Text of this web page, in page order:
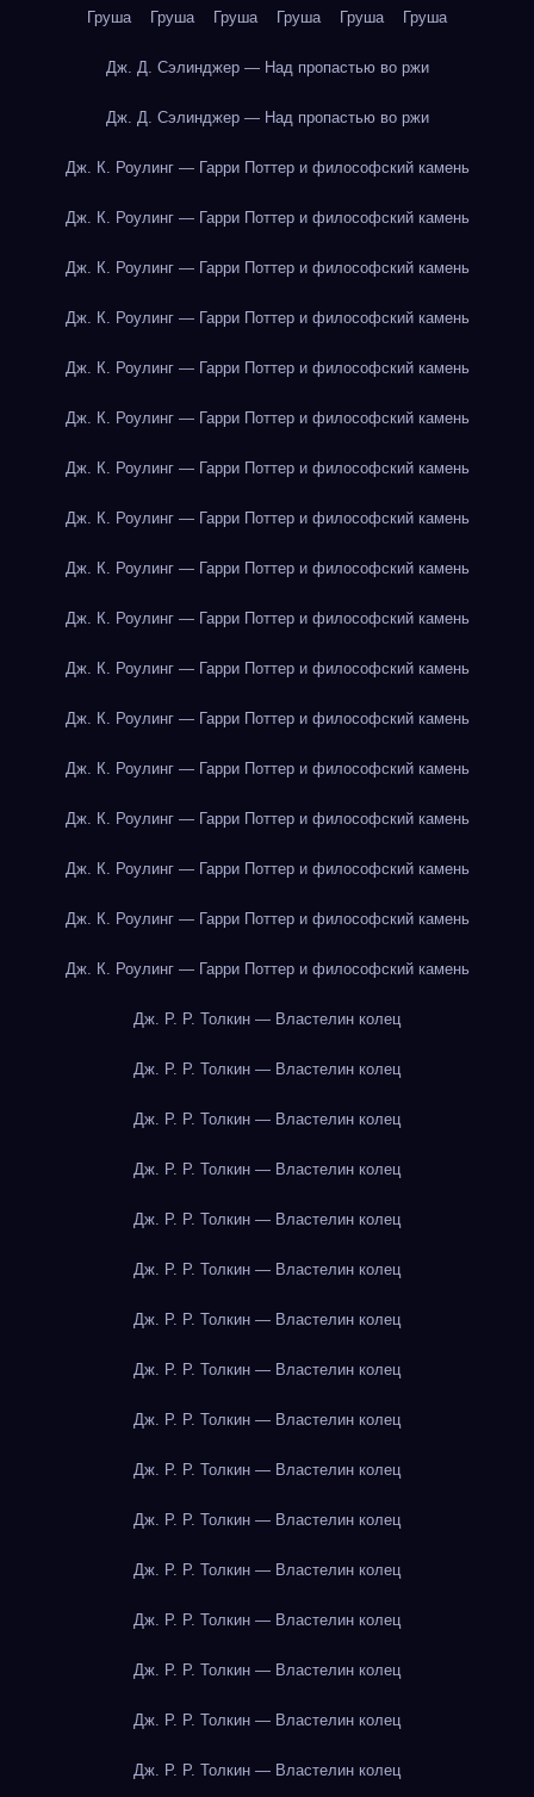
Груша Груша Груша Груша Груша Груша
Дж. Д. Сэлинджер — Над пропастью во ржи
Дж. Д. Сэлинджер — Над пропастью во ржи
Дж. К. Роулинг — Гарри Поттер и философский камень
Дж. К. Роулинг — Гарри Поттер и философский камень
Дж. К. Роулинг — Гарри Поттер и философский камень
Дж. К. Роулинг — Гарри Поттер и философский камень
Дж. К. Роулинг — Гарри Поттер и философский камень
Дж. К. Роулинг — Гарри Поттер и философский камень
Дж. К. Роулинг — Гарри Поттер и философский камень
Дж. К. Роулинг — Гарри Поттер и философский камень
Дж. К. Роулинг — Гарри Поттер и философский камень
Дж. К. Роулинг — Гарри Поттер и философский камень
Дж. К. Роулинг — Гарри Поттер и философский камень
Дж. К. Роулинг — Гарри Поттер и философский камень
Дж. К. Роулинг — Гарри Поттер и философский камень
Дж. К. Роулинг — Гарри Поттер и философский камень
Дж. К. Роулинг — Гарри Поттер и философский камень
Дж. К. Роулинг — Гарри Поттер и философский камень
Дж. К. Роулинг — Гарри Поттер и философский камень
Дж. Р. Р. Толкин — Властелин колец
Дж. Р. Р. Толкин — Властелин колец
Дж. Р. Р. Толкин — Властелин колец
Дж. Р. Р. Толкин — Властелин колец
Дж. Р. Р. Толкин — Властелин колец
Дж. Р. Р. Толкин — Властелин колец
Дж. Р. Р. Толкин — Властелин колец
Дж. Р. Р. Толкин — Властелин колец
Дж. Р. Р. Толкин — Властелин колец
Дж. Р. Р. Толкин — Властелин колец
Дж. Р. Р. Толкин — Властелин колец
Дж. Р. Р. Толкин — Властелин колец
Дж. Р. Р. Толкин — Властелин колец
Дж. Р. Р. Толкин — Властелин колец
Дж. Р. Р. Толкин — Властелин колец
Дж. Р. Р. Толкин — Властелин колец